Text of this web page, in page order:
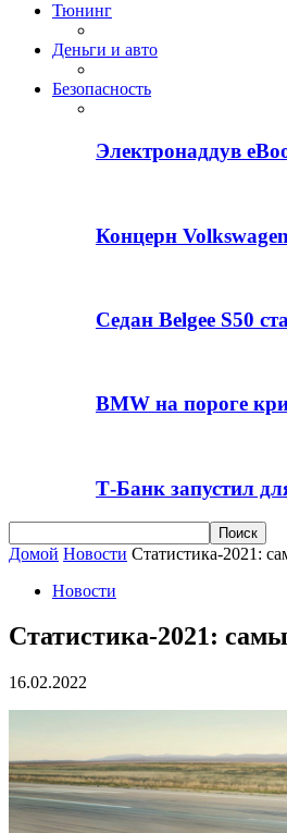
Тюнинг
Деньги и авто
Безопасность
Электронаддув
Концерн
Седан Belgee S50
BMW на пороге
Т-Банк запустил
Домой Новости Статистика-2021:
Новости
Статистика-2021:
16.02.2022